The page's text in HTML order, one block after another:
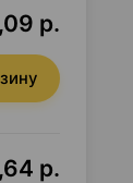
р.
р.